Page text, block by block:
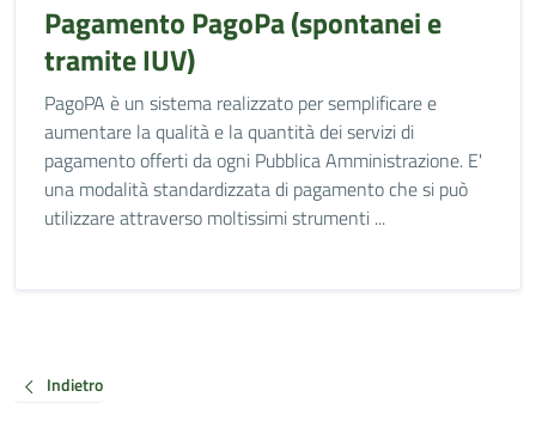
Pagamento PagoPa (spontanei e
tramite IUV)
PagoPA è un sistema realizzato per semplificare e
aumentare la qualità e la quantità dei servizi di
pagamento offerti da ogni Pubblica Amministrazione. E'
una modalità standardizzata di pagamento che si può
utilizzare attraverso moltissimi strumenti ...
Indietro